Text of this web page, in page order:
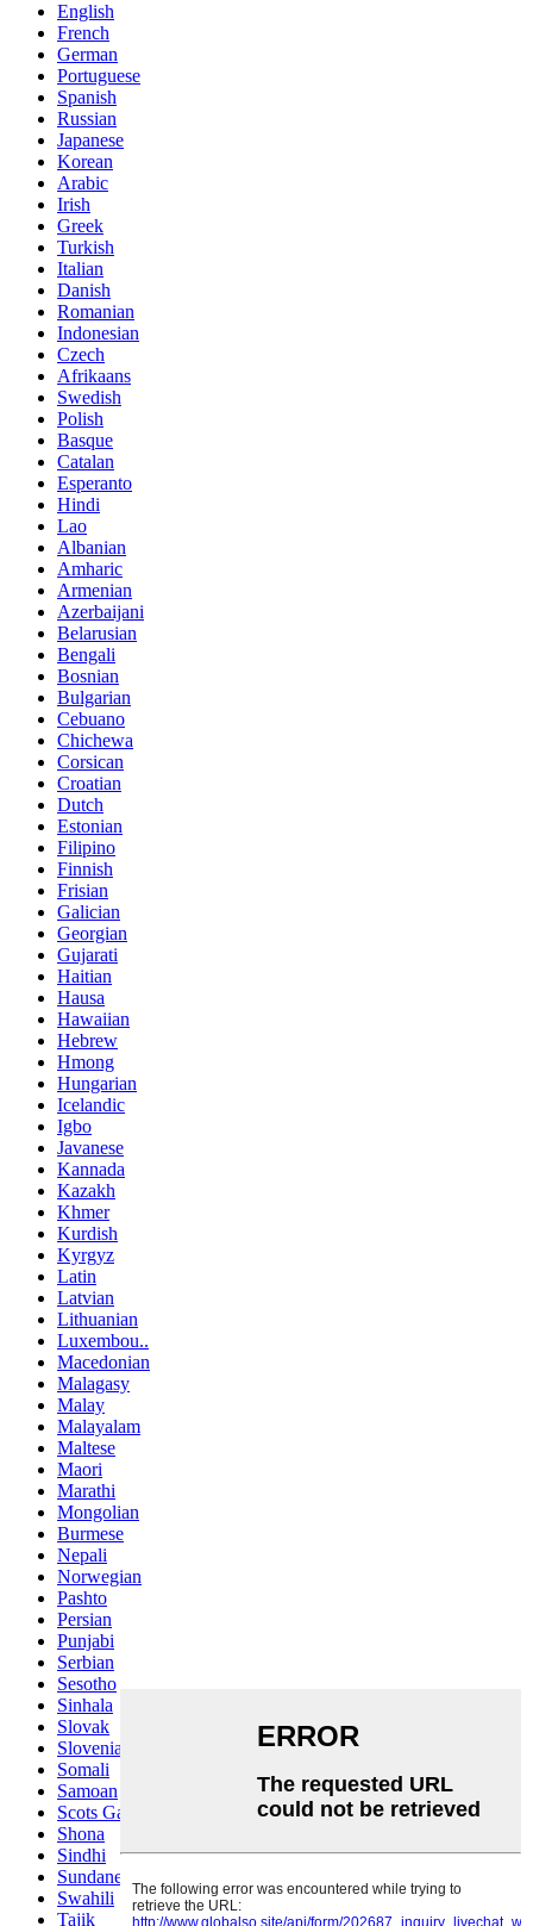
English
French
German
Portuguese
Spanish
Russian
Japanese
Korean
Arabic
Irish
Greek
Turkish
Italian
Danish
Romanian
Indonesian
Czech
Afrikaans
Swedish
Polish
Basque
Catalan
Esperanto
Hindi
Lao
Albanian
Amharic
Armenian
Azerbaijani
Belarusian
Bengali
Bosnian
Bulgarian
Cebuano
Chichewa
Corsican
Croatian
Dutch
Estonian
Filipino
Finnish
Frisian
Galician
Georgian
Gujarati
Haitian
Hausa
Hawaiian
Hebrew
Hmong
Hungarian
Icelandic
Igbo
Javanese
Kannada
Kazakh
Khmer
Kurdish
Kyrgyz
Latin
Latvian
Lithuanian
Luxembou..
Macedonian
Malagasy
Malay
Malayalam
Maltese
Maori
Marathi
Mongolian
Burmese
Nepali
Norwegian
Pashto
Persian
Punjabi
Serbian
Sesotho
Sinhala
Slovak
Slovenian
Somali
Samoan
Scots Gaelic
Shona
Sindhi
Sundanese
Swahili
Tajik